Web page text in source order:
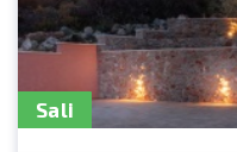
Sali